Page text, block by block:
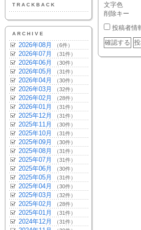
TRACKBACK
ARCHIVE
2026年08月 （6件）
2026年07月 （31件）
2026年06月 （30件）
2026年05月 （31件）
2026年04月 （30件）
2026年03月 （32件）
2026年02月 （28件）
2026年01月 （31件）
2025年12月 （31件）
2025年11月 （30件）
2025年10月 （31件）
2025年09月 （30件）
2025年08月 （31件）
2025年07月 （31件）
2025年06月 （30件）
2025年05月 （31件）
2025年04月 （30件）
2025年03月 （32件）
2025年02月 （28件）
2025年01月 （31件）
2024年12月 （31件）
文字色
削除キー
投稿者情